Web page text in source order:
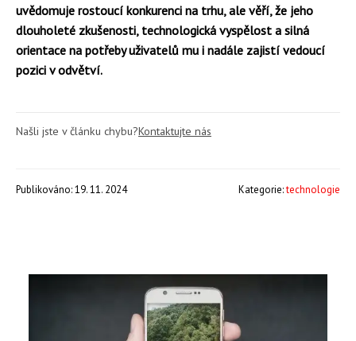
uvědomuje rostoucí konkurenci na trhu, ale věří, že jeho
dlouholeté zkušenosti, technologická vyspělost a silná
orientace na potřeby uživatelů mu i nadále zajistí vedoucí
pozici v odvětví.
Našli jste v článku chybu?Kontaktujte nás
Publikováno: 19. 11. 2024 Kategorie:technologie